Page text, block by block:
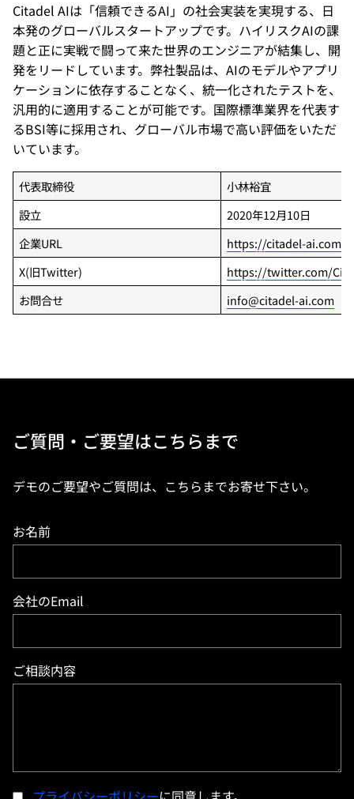
Citadel AIは「信頼できるAI」の社会実装を実現する、日
本発のグローバルスタートアップです。ハイリスクAIの課
題と正に実戦で闘って来た世界のエンジニアが結集し、開
発をリードしています。弊社製品は、AIのモデルやアプリ
ケーションに依存することなく、統一化されたテストを、
汎用的に適用することが可能です。国際標準業界を代表す
るBSI等に採用され、グローバル市場で高い評価をいただ
いています。
代表取締役
小林裕宜
設立
2020年12月10日
企業URL
https://citadel-ai.com
X(旧Twitter)
https://twitter.com/
お問合せ
info@citadel-ai.com
ご質問・ご要望はこちらまで
デモのご要望やご質問は、こちらまでお寄せ下さい。
お名前
会社のEmail
ご相談内容